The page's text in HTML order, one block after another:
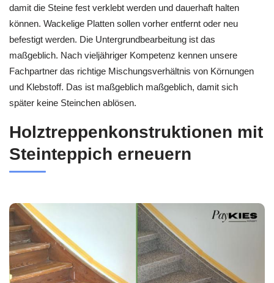
damit die Steine fest verklebt werden und dauerhaft halten
können. Wackelige Platten sollen vorher entfernt oder neu
befestigt werden. Die Untergrundbearbeitung ist das
maßgeblich. Nach vieljähriger Kompetenz kennen unsere
Fachpartner das richtige Mischungsverhältnis von Körnungen
und Klebstoff. Das ist maßgeblich maßgeblich, damit sich
später keine Steinchen ablösen.
Holztreppenkonstruktionen mit
Steinteppich erneuern